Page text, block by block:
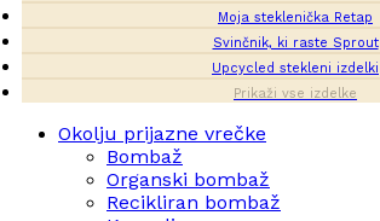
Moja steklenička Retap
Svinčnik, ki raste Sprout
Upcycled stekleni izdelki
Prikaži vse izdelke
Okolju prijazne vrečke
Bombaž
Organski bombaž
Recikliran bombaž